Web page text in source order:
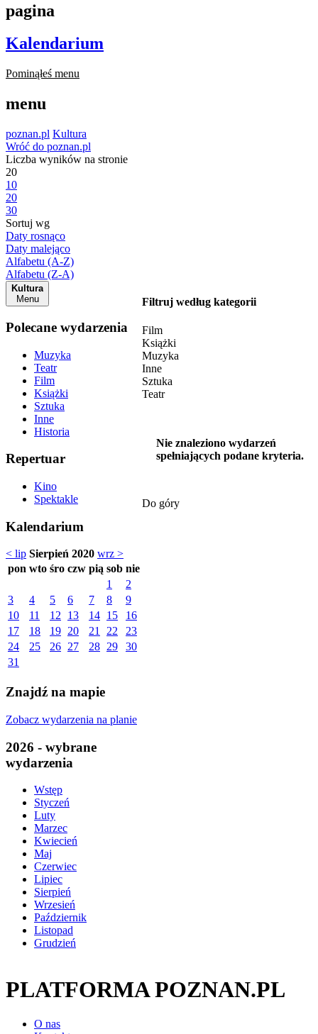
pagina
Kalendarium
Pominąłeś menu
menu
poznan.pl Kultura
Wróć do poznan.pl
Liczba wyników na stronie
20
10
20
30
Sortuj wg
Daty rosnąco
Daty malejąco
Alfabetu (A-Z)
Alfabetu (Z-A)
Kultura
Menu
Polecane wydarzenia
Muzyka
Teatr
Film
Książki
Sztuka
Inne
Historia
Repertuar
Kino
Spektakle
Kalendarium
< lip Sierpień 2020 wrz >
pon wto śro czw pią sob nie
1
2
3
4 5 6 7 8
9
10
11 12 13 14 15
16
17
18 19 20 21 22
23
24
25 26 27 28 29
30
31
Znajdź na mapie
Zobacz wydarzenia na planie
2026 - wybrane
wydarzenia
Wstęp
Styczeń
Luty
Marzec
Kwiecień
Maj
Czerwiec
Lipiec
Sierpień
Wrzesień
Październik
Listopad
Grudzień
Filtruj według kategorii
Film
Książki
Muzyka
Inne
Sztuka
Teatr
Nie znaleziono wydarzeń
spełniających podane kryteria.
Do góry
PLATFORMA POZNAN.PL
O nas